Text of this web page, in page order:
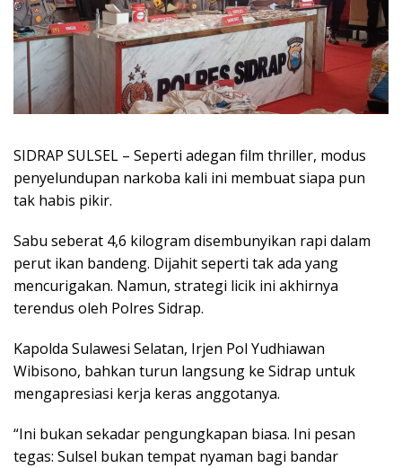
SIDRAP SULSEL – Seperti adegan film thriller, modus
penyelundupan narkoba kali ini membuat siapa pun
tak habis pikir.
Sabu seberat 4,6 kilogram disembunyikan rapi dalam
perut ikan bandeng. Dijahit seperti tak ada yang
mencurigakan. Namun, strategi licik ini akhirnya
terendus oleh Polres Sidrap.
Kapolda Sulawesi Selatan, Irjen Pol Yudhiawan
Wibisono, bahkan turun langsung ke Sidrap untuk
mengapresiasi kerja keras anggotanya.
“Ini bukan sekadar pengungkapan biasa. Ini pesan
tegas: Sulsel bukan tempat nyaman bagi bandar